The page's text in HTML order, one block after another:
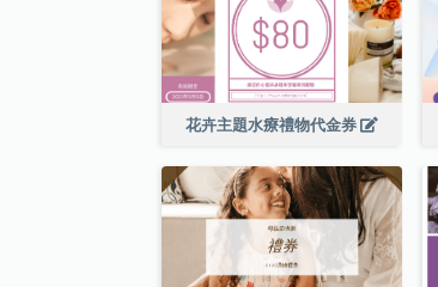
花卉主題水療禮物代金券